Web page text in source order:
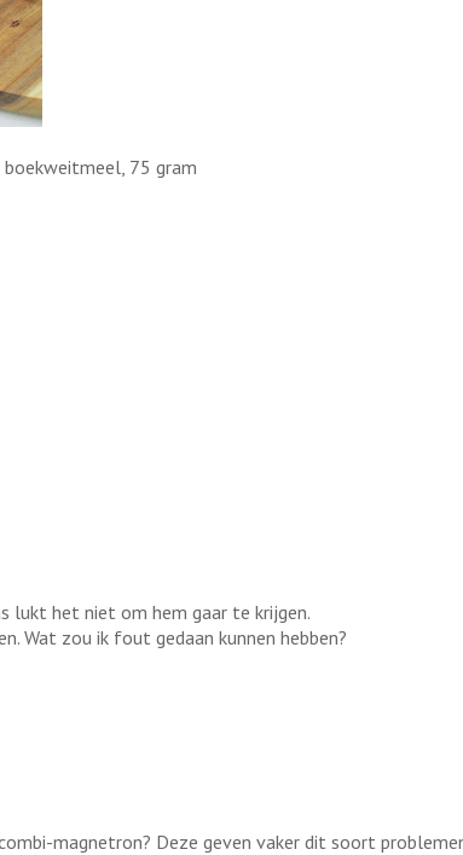
75 gram
lukt het niet om hem gaar te krijgen.
Wat zou ik fout gedaan kunnen hebben?
magnetron? Deze geven vaker dit soort